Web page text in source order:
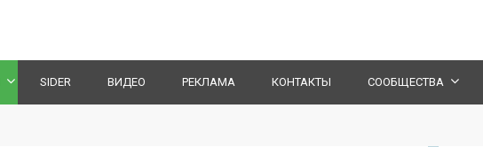
SIDER ВИДЕО РЕКЛАМА КОНТАКТЫ СООБЩЕСТВА